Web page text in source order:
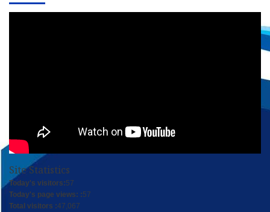
Site Statistics
Today's visitors:57
Today's page views: :57
Total visitors :47,067